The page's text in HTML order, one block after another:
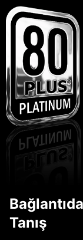
Tanış